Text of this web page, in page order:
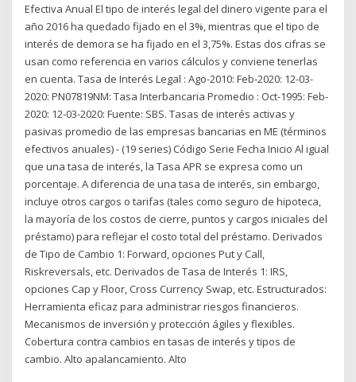
Efectiva Anual El tipo de interés legal del dinero vigente para el
año 2016 ha quedado fijado en el 3%, mientras que el tipo de
interés de demora se ha fijado en el 3,75%. Estas dos cifras se
usan como referencia en varios cálculos y conviene tenerlas
en cuenta. Tasa de Interés Legal : Ago-2010: Feb-2020: 12-03-
2020: PN07819NM: Tasa Interbancaria Promedio : Oct-1995: Feb-
2020: 12-03-2020: Fuente: SBS. Tasas de interés activas y
pasivas promedio de las empresas bancarias en ME (términos
efectivos anuales) - (19 series) Código Serie Fecha Inicio Al igual
que una tasa de interés, la Tasa APR se expresa como un
porcentaje. A diferencia de una tasa de interés, sin embargo,
incluye otros cargos o tarifas (tales como seguro de hipoteca,
la mayoría de los costos de cierre, puntos y cargos iniciales del
préstamo) para reflejar el costo total del préstamo. Derivados
de Tipo de Cambio 1: Forward, opciones Put y Call,
Riskreversals, etc. Derivados de Tasa de Interés 1: IRS,
opciones Cap y Floor, Cross Currency Swap, etc. Estructurados:
Herramienta eficaz para administrar riesgos financieros.
Mecanismos de inversión y protección ágiles y flexibles.
Cobertura contra cambios en tasas de interés y tipos de
cambio. Alto apalancamiento. Alto